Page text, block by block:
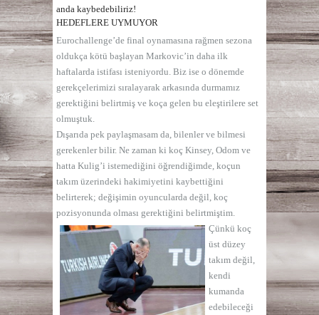
anda kaybedebiliriz!
HEDEFLERE UYMUYOR
Eurochallenge’de final oynamasına rağmen sezona
oldukça kötü başlayan Markovic’in daha ilk
haftalarda istifası isteniyordu. Biz ise o dönemde
gerekçelerimizi sıralayarak arkasında durmamız
gerektiğini belirtmiş ve koça gelen bu eleştirilere set
olmuştuk.
Dışarıda pek paylaşmasam da, bilenler ve bilmesi
gerekenler bilir. Ne zaman ki koç Kinsey, Odom ve
hatta Kulig’i istemediğini öğrendiğimde, koçun
takım üzerindeki hakimiyetini kaybettiğini
belirterek; değişimin oyuncularda değil, koç
pozisyonunda olması gerektiğini belirtmiştim.
Çünkü koç
üst düzey
takım değil,
kendi
kumanda
edebileceği